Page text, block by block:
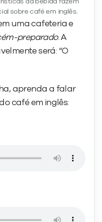
da bebida fazem
sobre café em inglês.
uma cafeteria e
preparado. A
será: “O
aprenda a falar
café em inglês: